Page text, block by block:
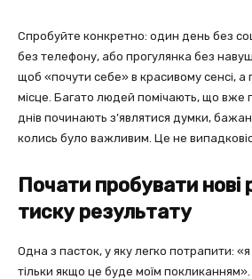
Спробуйте конкретно: один день без
без телефону, або прогулянка без
щоб «почути себе» в красивому сенсі, а
місце. Багато людей помічають, що вже
днів починають з’являтися думки,
колись було важливим. Це не
Почати пробувати нові
тиску результату
Одна з пасток, у яку легко потрапити:
тільки якщо це буде моїм